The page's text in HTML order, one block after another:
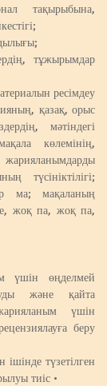
тақырыбына,
тұжырымдар
ресімдеу
қазақ, орыс
мәтіндегі
көлемінің,
түсініктілігі;
ма; мақаланың
жоқ па, жоқ па,
үшін өңделмей
және қайта
үшін
беру
ішінде түзетілген
тиіс •